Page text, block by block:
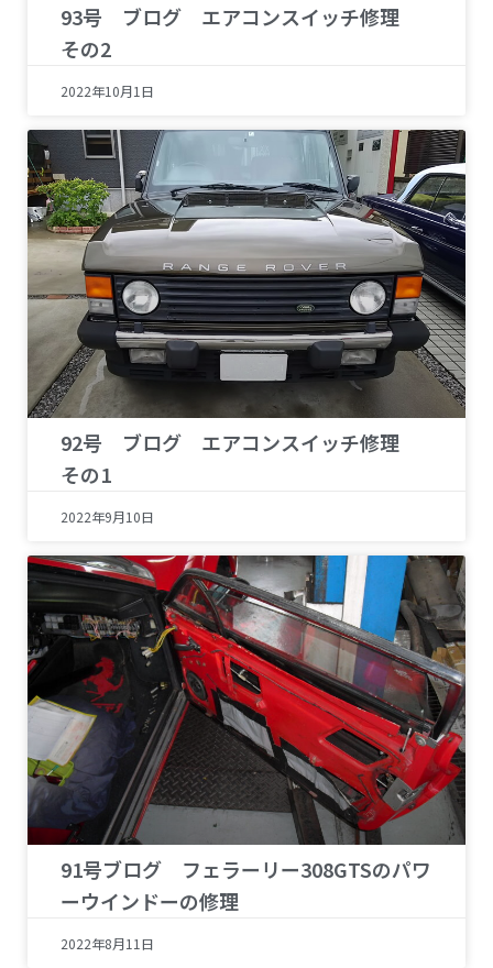
93号 ブログ エアコンスイッチ修理
その2
2022年10月1日
92号 ブログ エアコンスイッチ修理
その1
2022年9月10日
91号ブログ フェラーリー308GTSのパワ
ーウインドーの修理
2022年8月11日